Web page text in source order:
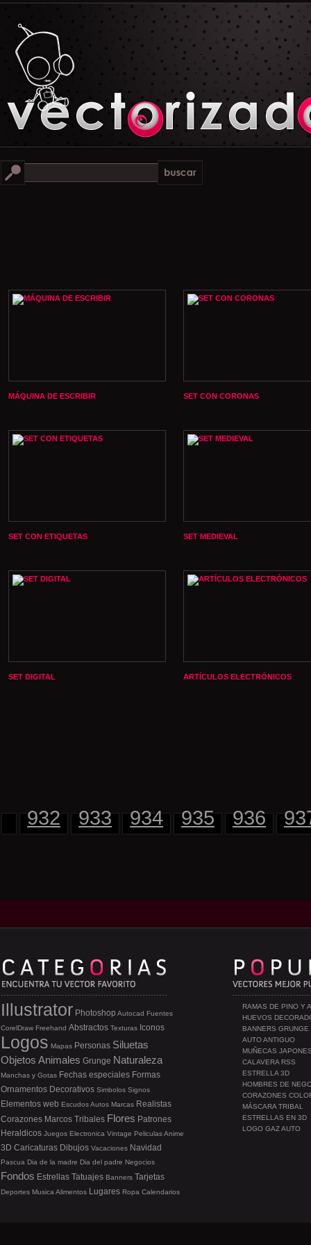
MÁQUINA DE ESCRIBIR SET CON CORONAS
SET CON ETIQUETAS SET MEDIEVAL
SET DIGITAL ARTÍCULOS ELECTRÓNICOS
932 933 934 935 936
RAMAS DE PINO Y
HUEVOS
BANNERS GRUNGE
AUTO ANTIGUO
MUÑECAS
CALAVERA RSS
ESTRELLA 3D
HOMBRES DE
CORAZONES
MÁSCARA TRIBAL
ESTRELLAS EN 3D
LOGO GAZ AUTO
Illustrator Photoshop Autocad Fuentes
CorelDraw Freehand Abstractos Texturas Iconos
Logos Mapas Personas Siluetas
Objetos Animales Grunge Naturaleza
Manchas y Gotas Fechas especiales Formas
Ornamentos Decorativos Simbolos Signos
Elementos web EscudosAutos Marcas Realistas
Corazones Marcos Tribales Flores Patrones
Heraldicos Juegos Electronica Vintage PeliculasAnime
3D Caricaturas Dibujos Vacaciones Navidad
Pascua Dia de la madre Dia del padre Negocios
Fondos Estrellas Tatuajes Banners Tarjetas
Deportes Musica Alimentos Lugares Ropa Calendarios